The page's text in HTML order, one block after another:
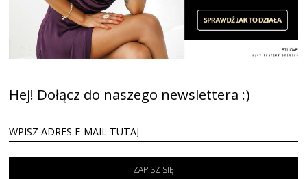
Hej! Dołącz do naszego newslettera :)
ZAPISZ SIĘ